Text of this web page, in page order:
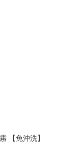
【免沖洗】